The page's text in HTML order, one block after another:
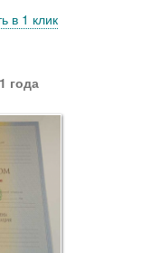
в 1 клик
года